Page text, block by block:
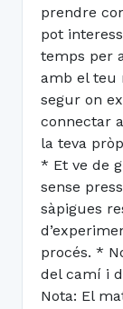
prendre
pot
temps per
amb el teu
segur on
connectar
la teva
* Et ve de
sense
sàpigues
procés. *
del camí i
Nota: El